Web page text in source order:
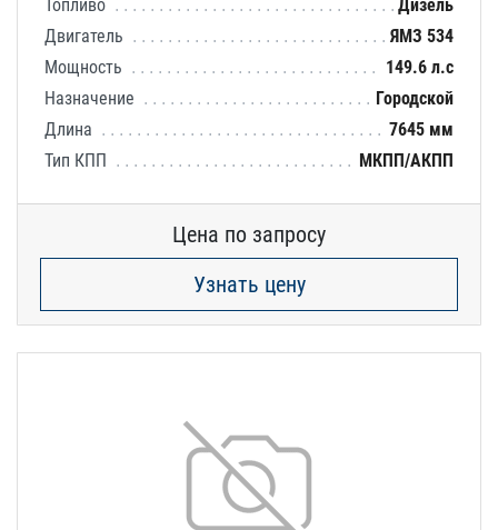
Топливо
Дизель
Двигатель
ЯМЗ 534
Мощность
149.6 л.с
Назначение
Городской
Длина
7645 мм
Тип КПП
МКПП/АКПП
Цена по запросу
Узнать цену